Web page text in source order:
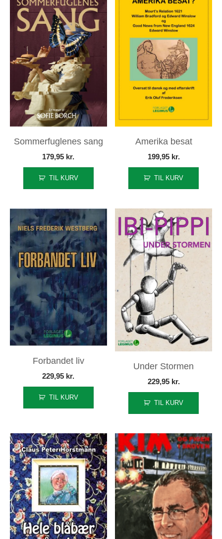
Sommerfuglenes sang
179,95 kr.
TIL KURV
Amerika besat
199,95 kr.
TIL KURV
Forbandet liv
229,95 kr.
TIL KURV
Under Stormen
229,95 kr.
TIL KURV